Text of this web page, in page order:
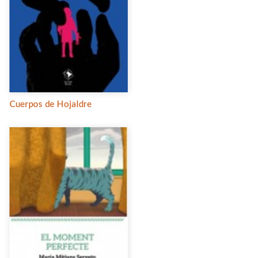
Cuerpos de Hojaldre